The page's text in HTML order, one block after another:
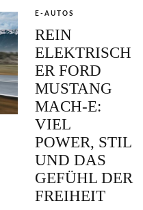
E-AUTOS
REIN
ELEKTRISCH
ER FORD
MUSTANG
MACH-E:
VIEL
POWER, STIL
UND DAS
GEFÜHL DER
FREIHEIT